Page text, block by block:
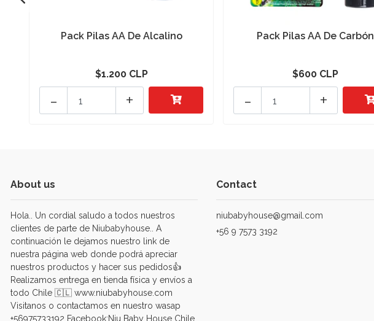
Pack Pilas AA De Alcalino
$1.200 CLP
+
-
Pack Pilas AA De Carbón
$600 CLP
+
-
About us
Hola.. Un cordial saludo a todos nuestros
clientes de parte de Niubabyhouse.. A
continuación le dejamos nuestro link de
nuestra página web donde podrá apreciar
nuestros productos y hacer sus pedidos👍
Realizamos entrega en tienda física y envíos a
todo Chile 🇨🇱 www.niubabyhouse.com
Visitanos o contactamos en nuestro wasap
+56975733192 Facebook:Niu Baby House Chile
Contact
niubabyhouse@gmail.com
+56 9 7573 3192